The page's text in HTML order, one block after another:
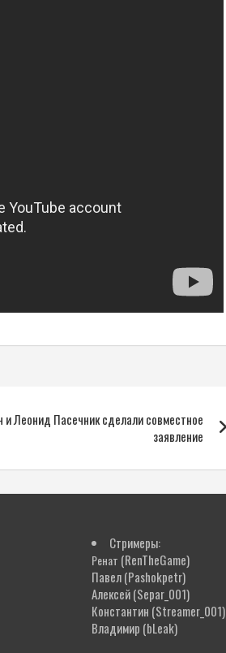
Леонид Пасечник сделали совместное
заявление
Стримеры:
Ренат (RenTheGame)
Павел(Pashokpetr)
Алексей(Separ_001)
Константин (Streamer_001)
Владимир (bLeak)